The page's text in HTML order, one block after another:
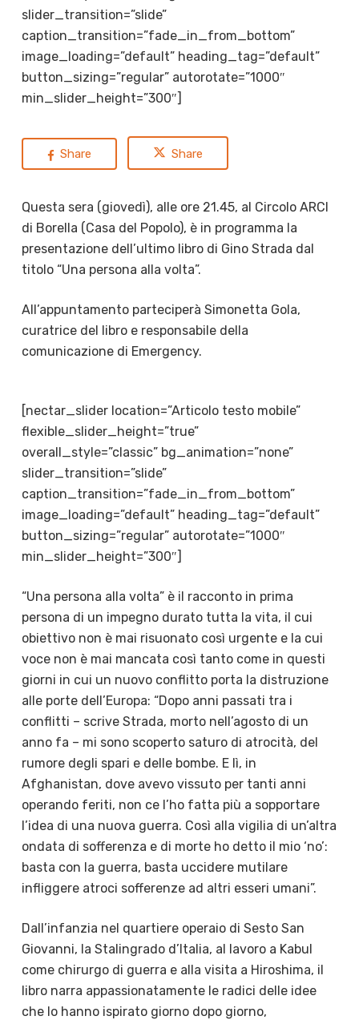
slider_transition=”slide”
caption_transition=”fade_in_from_bottom”
image_loading=”default” heading_tag=”default”
button_sizing=”regular” autorotate=”1000″
min_slider_height=”300″]
Share Share
Questa sera (giovedì), alle ore 21.45, al Circolo ARCI
di Borella (Casa del Popolo), è in programma la
presentazione dell’ultimo libro di Gino Strada dal
titolo “Una persona alla volta”.
All’appuntamento parteciperà Simonetta Gola,
curatrice del libro e responsabile della
comunicazione di Emergency.
[nectar_slider location=”Articolo testo mobile”
flexible_slider_height=”true”
overall_style=”classic” bg_animation=”none”
slider_transition=”slide”
caption_transition=”fade_in_from_bottom”
image_loading=”default” heading_tag=”default”
button_sizing=”regular” autorotate=”1000″
min_slider_height=”300″]
“Una persona alla volta” è il racconto in prima
persona di un impegno durato tutta la vita, il cui
obiettivo non è mai risuonato così urgente e la cui
voce non è mai mancata così tanto come in questi
giorni in cui un nuovo conflitto porta la distruzione
alle porte dell’Europa: “Dopo anni passati tra i
conflitti – scrive Strada, morto nell’agosto di un
anno fa – mi sono scoperto saturo di atrocità, del
rumore degli spari e delle bombe. E lì, in
Afghanistan, dove avevo vissuto per tanti anni
operando feriti, non ce l’ho fatta più a sopportare
l’idea di una nuova guerra. Così alla vigilia di un’altra
ondata di sofferenza e di morte ho detto il mio ‘no’:
basta con la guerra, basta uccidere mutilare
infliggere atroci sofferenze ad altri esseri umani”.
Dall’infanzia nel quartiere operaio di Sesto San
Giovanni, la Stalingrado d’Italia, al lavoro a Kabul
come chirurgo di guerra e alla visita a Hiroshima, il
libro narra appassionatamente le radici delle idee
che lo hanno ispirato giorno dopo giorno,